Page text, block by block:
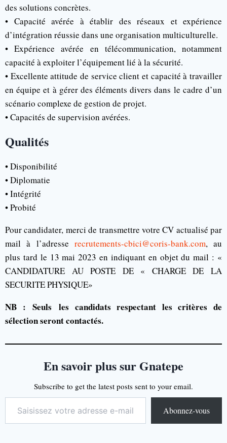
des solutions concrètes.
• Capacité avérée à établir des réseaux et expérience
d’intégration réussie dans une organisation multiculturelle.
• Expérience avérée en télécommunication, notamment
capacité à exploiter l’équipement lié à la sécurité.
• Excellente attitude de service client et capacité à travailler
en équipe et à gérer des éléments divers dans le cadre d’un
scénario complexe de gestion de projet.
• Capacités de supervision avérées.
Qualités
• Disponibilité
• Diplomatie
• Intégrité
• Probité
Pour candidater, merci de transmettre votre CV actualisé par
mail à l’adresse recrutements-cbici@coris-bank.com, au
plus tard le 13 mai 2023 en indiquant en objet du mail : «
CANDIDATURE AU POSTE DE « CHARGE DE LA
SECURITE PHYSIQUE»
NB : Seuls les candidats respectant les critères de
sélection seront contactés.
En savoir plus sur Gnatepe
Subscribe to get the latest posts sent to your email.
Abonnez-vous